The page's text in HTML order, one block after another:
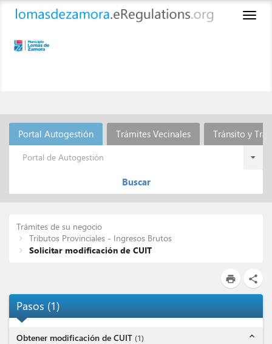
Portal Autogestión Trámites Vecinales Tránsito y
Portal de Autogestión
Buscar
Trámites de su negocio
Tributos Provinciales - Ingresos Brutos
Solicitar modificación de CUIT
print share
Pasos (1)
Obtener modificación de CUIT (1) expand_less